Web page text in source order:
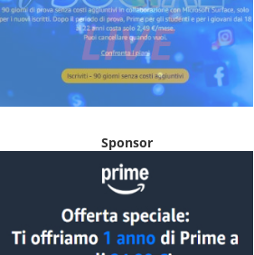
Sponsor